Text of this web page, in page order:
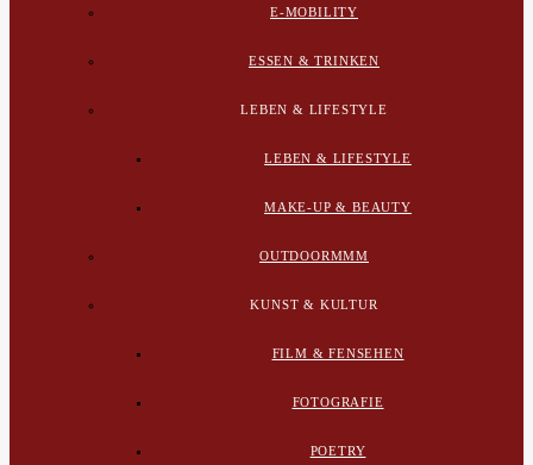
E-MOBILITY
ESSEN & TRINKEN
LEBEN & LIFESTYLE
LEBEN & LIFESTYLE
MAKE-UP & BEAUTY
OUTDOORMMM
KUNST & KULTUR
FILM & FENSEHEN
FOTOGRAFIE
POETRY